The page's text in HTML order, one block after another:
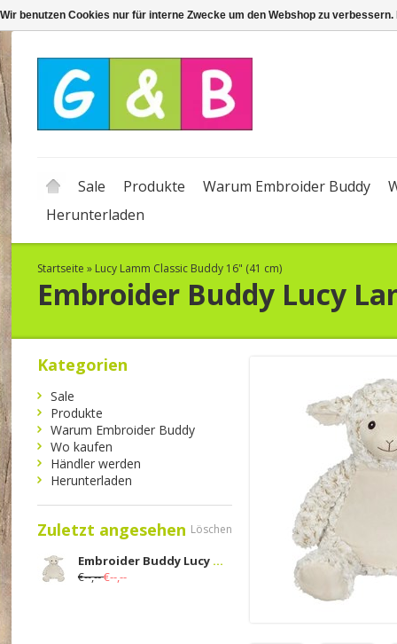
Sale Produkte Warum Embroider Buddy
Herunterladen
Startseite » Lucy Lamm Classic Buddy 16" (41 cm)
Embroider Buddy Lucy
Kategorien
Sale
Produkte
Warum Embroider Buddy
Wo kaufen
Händler werden
Herunterladen
Zuletzt angesehen Löschen
Embroider Buddy Lucy Lamm Classic
€--,--€--,--
Wir benutzen Cookies nur für interne Zwecke um den Webshop zu